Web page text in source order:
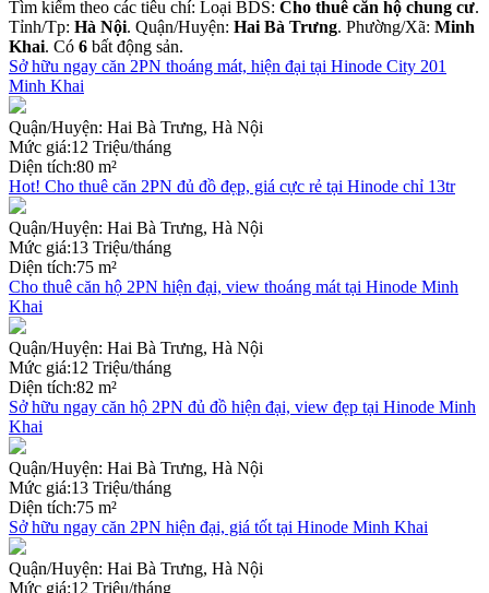
Tìm kiếm theo các tiêu chí: Loại BDS: Cho thuê căn hộ chung cư.
Tỉnh/Tp: Hà Nội. Quận/Huyện: Hai Bà Trưng. Phường/Xã: Minh
Khai. Có 6 bất động sản.
Sở hữu ngay căn 2PN thoáng mát, hiện đại tại Hinode City 201
Minh Khai
Quận/Huyện: Hai Bà Trưng, Hà Nội
Mức giá:12 Triệu/tháng
Diện tích:80 m²
Hot! Cho thuê căn 2PN đủ đồ đẹp, giá cực rẻ tại Hinode chỉ 13tr
Quận/Huyện: Hai Bà Trưng, Hà Nội
Mức giá:13 Triệu/tháng
Diện tích:75 m²
Cho thuê căn hộ 2PN hiện đại, view thoáng mát tại Hinode Minh
Khai
Quận/Huyện: Hai Bà Trưng, Hà Nội
Mức giá:12 Triệu/tháng
Diện tích:82 m²
Sở hữu ngay căn hộ 2PN đủ đồ hiện đại, view đẹp tại Hinode Minh
Khai
Quận/Huyện: Hai Bà Trưng, Hà Nội
Mức giá:13 Triệu/tháng
Diện tích:75 m²
Sở hữu ngay căn 2PN hiện đại, giá tốt tại Hinode Minh Khai
Quận/Huyện: Hai Bà Trưng, Hà Nội
Mức giá:12 Triệu/tháng